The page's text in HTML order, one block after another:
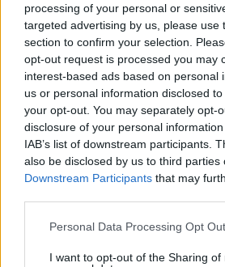
processing of your personal or
targeted advertising by us, please use
section to confirm your selection.
opt-out request is processed you may
interest-based ads based on personal
us or personal information disclosed
your opt-out. You may separately opt-
disclosure of your personal
IAB’s list of downstream participants.
also be disclosed by us to third parties
Downstream Participants that may
Please note that this website/app uses
not limited to your visit or usage
Personal Data Processing Opt
I want to opt-out of the Sharing of
Σύμφωνα με τον κανονισμό
προβλεφθεί η
αεροδρόμια χωρίς
Τα έμπλεξαν οι «ειδικοί»,
υπουργοί!